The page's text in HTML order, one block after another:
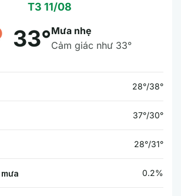
T3 11/08
33°Mưa nhẹ
Cảm giác như 33°
28°/38°
37°/30°
28°/31°
0.2%